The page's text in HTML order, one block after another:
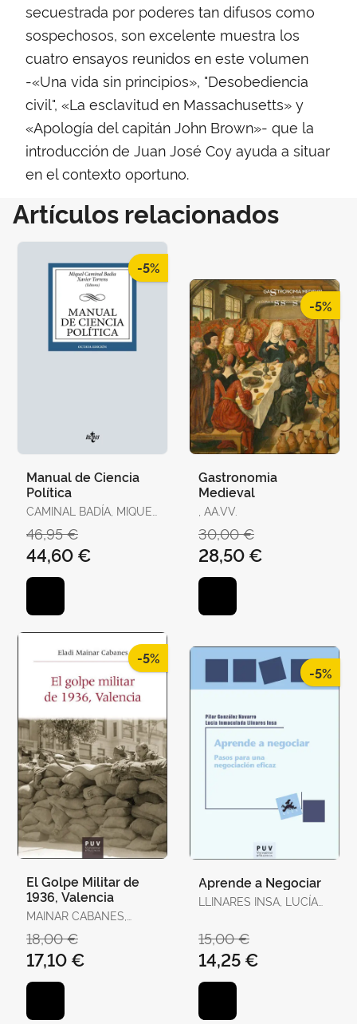
secuestrada por poderes tan difusos como
sospechosos, son excelente muestra los
cuatro ensayos reunidos en este volumen
-«Una vida sin principios», "Desobediencia
civil", «La esclavitud en Massachusetts» y
«Apología del capitán John Brown»- que la
introducción de Juan José Coy ayuda a situar
en el contexto oportuno.
Artículos relacionados
-5%
Manual de Ciencia
Política
CAMINAL BADÍA, MIQUEL
AGUILERA DE PRAT,
CESÁREO / AHEDO,
IGOR / ÁLVAREZ,
GEMMA / ANTÓN, JOAN
BREITENSTEIN, SO
46,95 €
44,60 €
-5%
Gastronomia
Medieval
, AA.VV.
30,00 €
28,50 €
-5%
El Golpe Militar de
1936, Valencia
MAINAR CABANES,
18,00 €
17,10 €
-5%
Aprende a Negociar
LLINARES INSA, LUCÍA
PILAR
15,00 €
14,25 €